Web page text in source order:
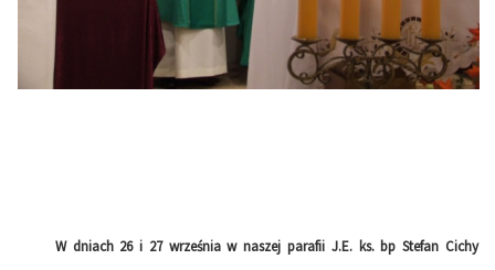
W dniach 26 i 27 września w naszej parafii J.E. ks. bp Stefan Cichy